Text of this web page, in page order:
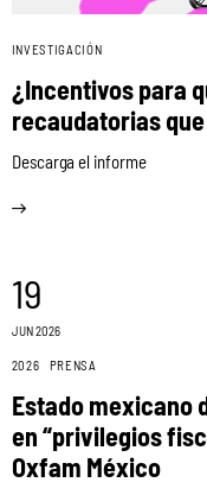
INVESTIGACIÓN
¿Incentivos para
recaudatorias
Descarga el informe
19
JUN 2026
2026 PRENSA
Estado mexicano
en “privilegios
Oxfam México